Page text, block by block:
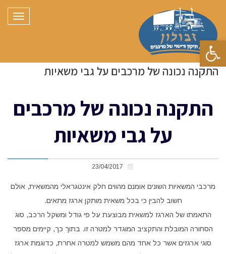
פתח סרגל נגישות
התקנה נכונה של מרכבים על גבי משאיות
התקנה נכונה של מרכבים
על גבי משאיות
מרכבי המשאיות השונים אומנם מהווים חלק אינטגראלי מהמשאית, אולם
חשוב להבין כי בכל משאית מותקן ארגז מתאים.
התאמתו של הארגז למשאית מבוצעת על פי גודל ומשקל הרכב, סוג
הסחורה המובלת והתקציב המוגדר למטרה זו. בתוך כך, קיימים מספר
סוגי ארגזים אשר כל אחד מהם משמש למטרה אחרת, כדוגמת ארגז